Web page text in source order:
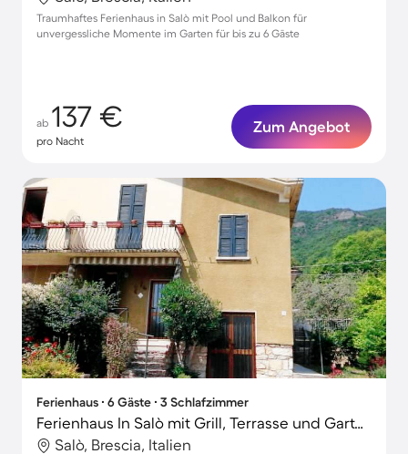
Traumhaftes Ferienhaus in Salò mit Pool und Balkon für
unvergessliche Momente im Garten für bis zu 6 Gäste
ab 137 €
pro Nacht
Zum Angebot
Ferienhaus ∙ 6 Gäste ∙ 3 Schlafzimmer
Ferienhaus In Salò mit Grill, Terrasse und Garten
Salò, Brescia, Italien